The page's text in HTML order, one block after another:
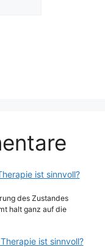
ist sinnvoll?
des Zustandes
halt ganz auf die
Therapie ist sinnvoll?